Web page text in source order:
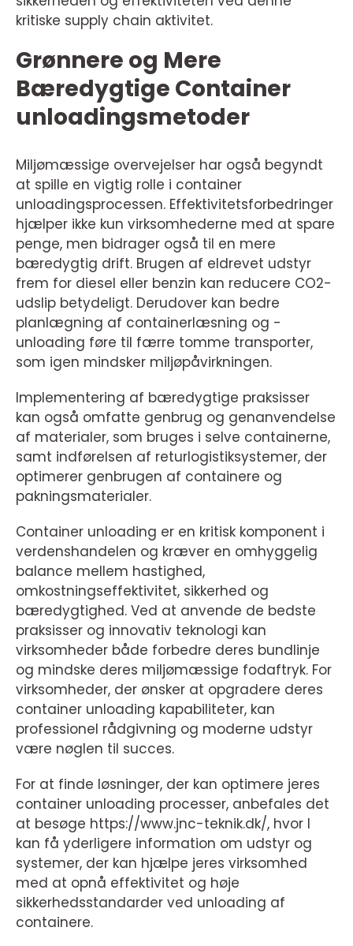
kritiske supply chain aktivitet.
Grønnere og Mere
Bæredygtige Container
unloadingsmetoder
Miljømæssige overvejelser har også begyndt
at spille en vigtig rolle i container
unloadingsprocessen. Effektivitetsforbedringer
hjælper ikke kun virksomhederne med at spare
penge, men bidrager også til en mere
bæredygtig drift. Brugen af eldrevet udstyr
frem for diesel eller benzin kan reducere CO2-
udslip betydeligt. Derudover kan bedre
planlægning af containerlæsning og -
unloading føre til færre tomme transporter,
som igen mindsker miljøpåvirkningen.
Implementering af bæredygtige praksisser
kan også omfatte genbrug og genanvendelse
af materialer, som bruges i selve containerne,
samt indførelsen af returlogistiksystemer, der
optimerer genbrugen af containere og
pakningsmaterialer.
Container unloading er en kritisk komponent i
verdenshandelen og kræver en omhyggelig
balance mellem hastighed,
omkostningseffektivitet, sikkerhed og
bæredygtighed. Ved at anvende de bedste
praksisser og innovativ teknologi kan
virksomheder både forbedre deres bundlinje
og mindske deres miljømæssige fodaftryk. For
virksomheder, der ønsker at opgradere deres
container unloading kapabiliteter, kan
professionel rådgivning og moderne udstyr
være nøglen til succes.
For at finde løsninger, der kan optimere jeres
container unloading processer, anbefales det
at besøge https://www.jnc-teknik.dk/, hvor I
kan få yderligere information om udstyr og
systemer, der kan hjælpe jeres virksomhed
med at opnå effektivitet og høje
sikkerhedsstandarder ved unloading af
containere.